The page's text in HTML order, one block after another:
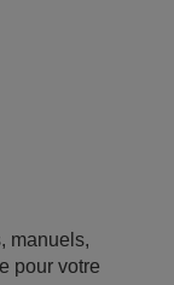
manuels,
pour votre